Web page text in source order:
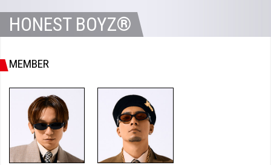
HONEST BOYZ®
MEMBER